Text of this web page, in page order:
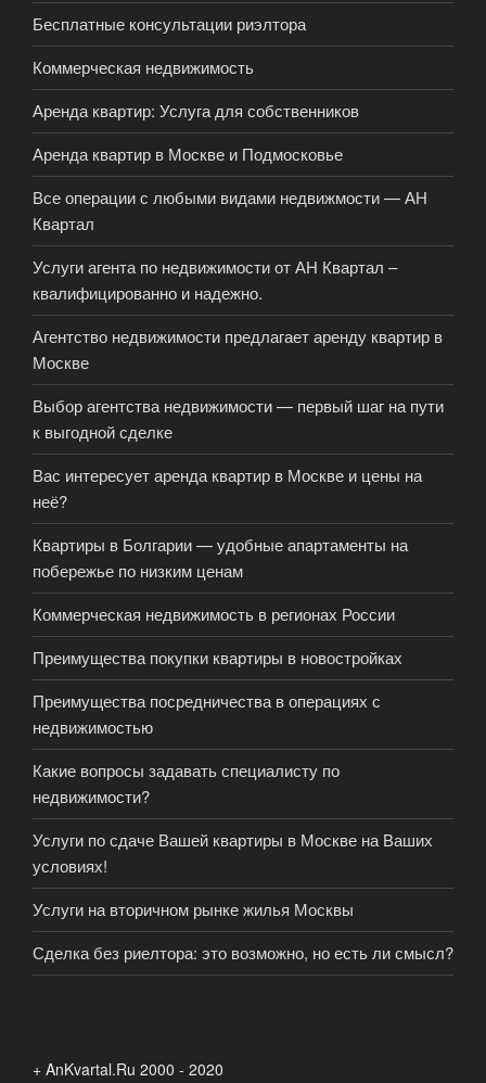
Бесплатные консультации риэлтора
Коммерческая недвижимость
Аренда квартир: Услуга для собственников
Аренда квартир в Москве и Подмосковье
Все операции с любыми видами недвижмости — АН
Квартал
Услуги агента по недвижимости от АН Квартал –
квалифицированно и надежно.
Агентство недвижимости предлагает аренду квартир в
Москве
Выбор агентства недвижимости — первый шаг на пути
к выгодной сделке
Вас интересует аренда квартир в Москве и цены на
неё?
Квартиры в Болгарии — удобные апартаменты на
побережье по низким ценам
Коммерческая недвижимость в регионах России
Преимущества покупки квартиры в новостройках
Преимущества посредничества в операциях с
недвижимостью
Какие вопросы задавать специалисту по
недвижимости?
Услуги по сдаче Вашей квартиры в Москве на Ваших
условиях!
Услуги на вторичном рынке жилья Москвы
Сделка без риелтора: это возможно, но есть ли смысл?
+ AnKvartal.Ru 2000 - 2020